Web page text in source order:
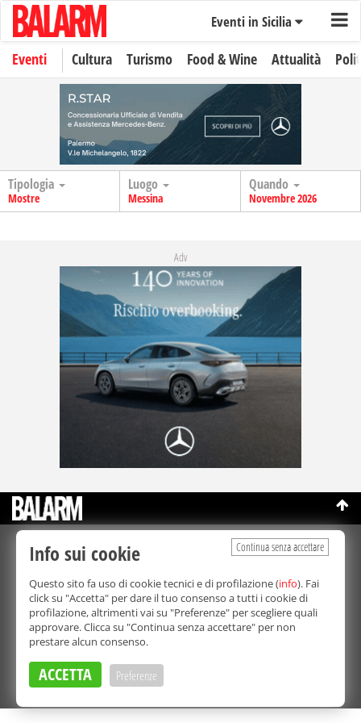
Eventi in Sicilia
Eventi Cultura Turismo Food & Wine Attualità
Tipologia
Mostre
Luogo
Messina
Quando
Novembre 2026
Adv
©Copyright 2003-2026
Bmedia Srl
La riproduzione totale o parziale di tutti i contenuti, in qualunque
forma, su qualsiasi supporto è proibita.
Balarm.it è una testata giornalistica registrata. Autorizzazione del
Tribunale di Palermo n° 32 del 21/10/2003
Direttore responsabile:Fabio Ricotta
Privacy e Cookie Policy
Continua senza accettare
Info sui cookie
Questo sito fa uso di cookie tecnici e di profilazione (info). Fai
click su "Accetta" per dare il tuo consenso a tutti i cookie di
profilazione, altrimenti vai su "Preferenze" per scegliere quali
approvare. Clicca su "Continua senza accettare" per non
prestare alcun consenso.
ACCETTA Preferenze